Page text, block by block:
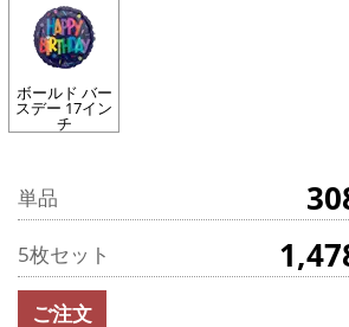
ボールド バー
スデー 17イン
チ
単品
5枚セット
ご注文